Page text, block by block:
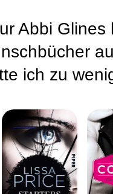
Abbi
ich zu